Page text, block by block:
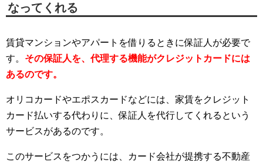
なってくれる
賃貸マンションやアパートを借りるときに保証人が必要で
す。 その保証人を、代理する機能がクレジットカードには
あるのです。
オリコカードやエポスカードなどには、家賃をクレジット
カード払いする代わりに、保証人を代行してくれるという
サービスがあるのです。
このサービスをつかうには、カード会社が提携する不動産